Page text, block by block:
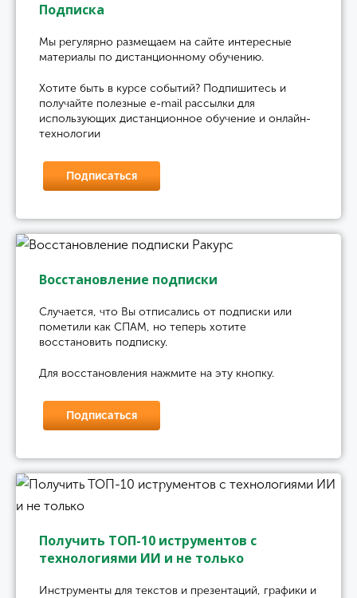
Подписка
Мы регулярно размещаем на сайте интересные
материалы по дистанционному обучению.
Хотите быть в курсе событий? Подпишитесь и
получайте полезные e-mail рассылки для
использующих дистанционное обучение и онлайн-
технологии
Подписаться
Восстановление подписки
Случается, что Вы отписались от подписки или
пометили как СПАМ, но теперь хотите
восстановить подписку.
Для восстановления нажмите на эту кнопку.
Подписаться
Получить ТОП-10 иструментов с
технологиями ИИ и не только
Инструменты для текстов и презентаций, графики и